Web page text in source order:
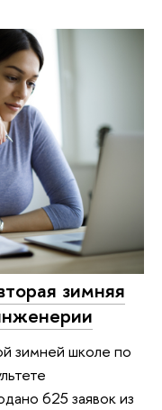
зимняя
зимней школе по
625 заявок из